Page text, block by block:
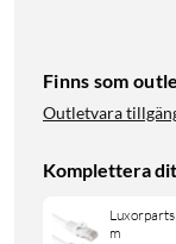
Finns som
Outletvara
Komplettera
m